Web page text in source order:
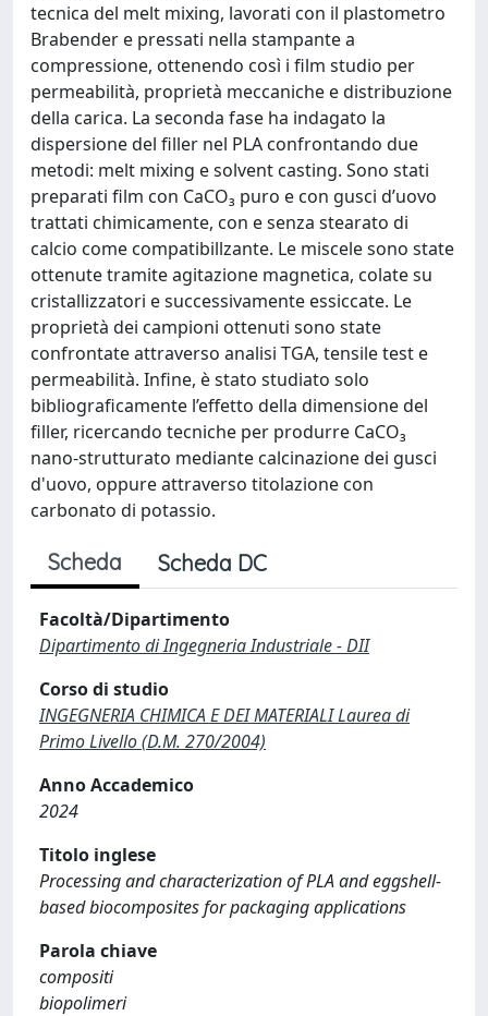
tecnica del melt mixing, lavorati con il plastometro
Brabender e pressati nella stampante a
compressione, ottenendo così i film studio per
permeabilità, proprietà meccaniche e distribuzione
della carica. La seconda fase ha indagato la
dispersione del filler nel PLA confrontando due
metodi: melt mixing e solvent casting. Sono stati
preparati film con CaCO₃ puro e con gusci d’uovo
trattati chimicamente, con e senza stearato di
calcio come compatibillzante. Le miscele sono state
ottenute tramite agitazione magnetica, colate su
cristallizzatori e successivamente essiccate. Le
proprietà dei campioni ottenuti sono state
confrontate attraverso analisi TGA, tensile test e
permeabilità. Infine, è stato studiato solo
bibliograficamente l’effetto della dimensione del
filler, ricercando tecniche per produrre CaCO₃
nano-strutturato mediante calcinazione dei gusci
d'uovo, oppure attraverso titolazione con
carbonato di potassio.
Scheda Scheda DC
Facoltà/Dipartimento
Dipartimento di Ingegneria Industriale - DII
Corso di studio
INGEGNERIA CHIMICA E DEI MATERIALI Laurea di
Primo Livello (D.M. 270/2004)
Anno Accademico
2024
Titolo inglese
Processing and characterization of PLA and eggshell-
based biocomposites for packaging applications
Parola chiave
compositi
biopolimeri